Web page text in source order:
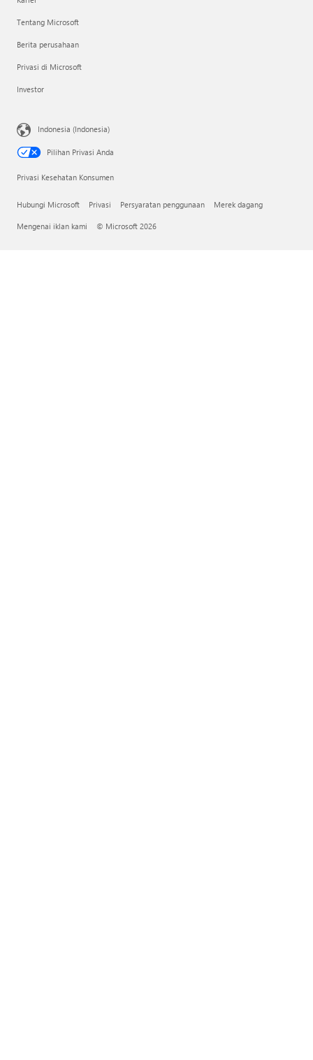
Tentang Microsoft
Berita perusahaan
Privasi di Microsoft
Investor
Indonesia (Indonesia)
Pilihan Privasi Anda
Privasi Kesehatan Konsumen
Hubungi Microsoft Privasi Persyaratan penggunaan Merek dagang
Mengenai iklan kami © Microsoft 2026